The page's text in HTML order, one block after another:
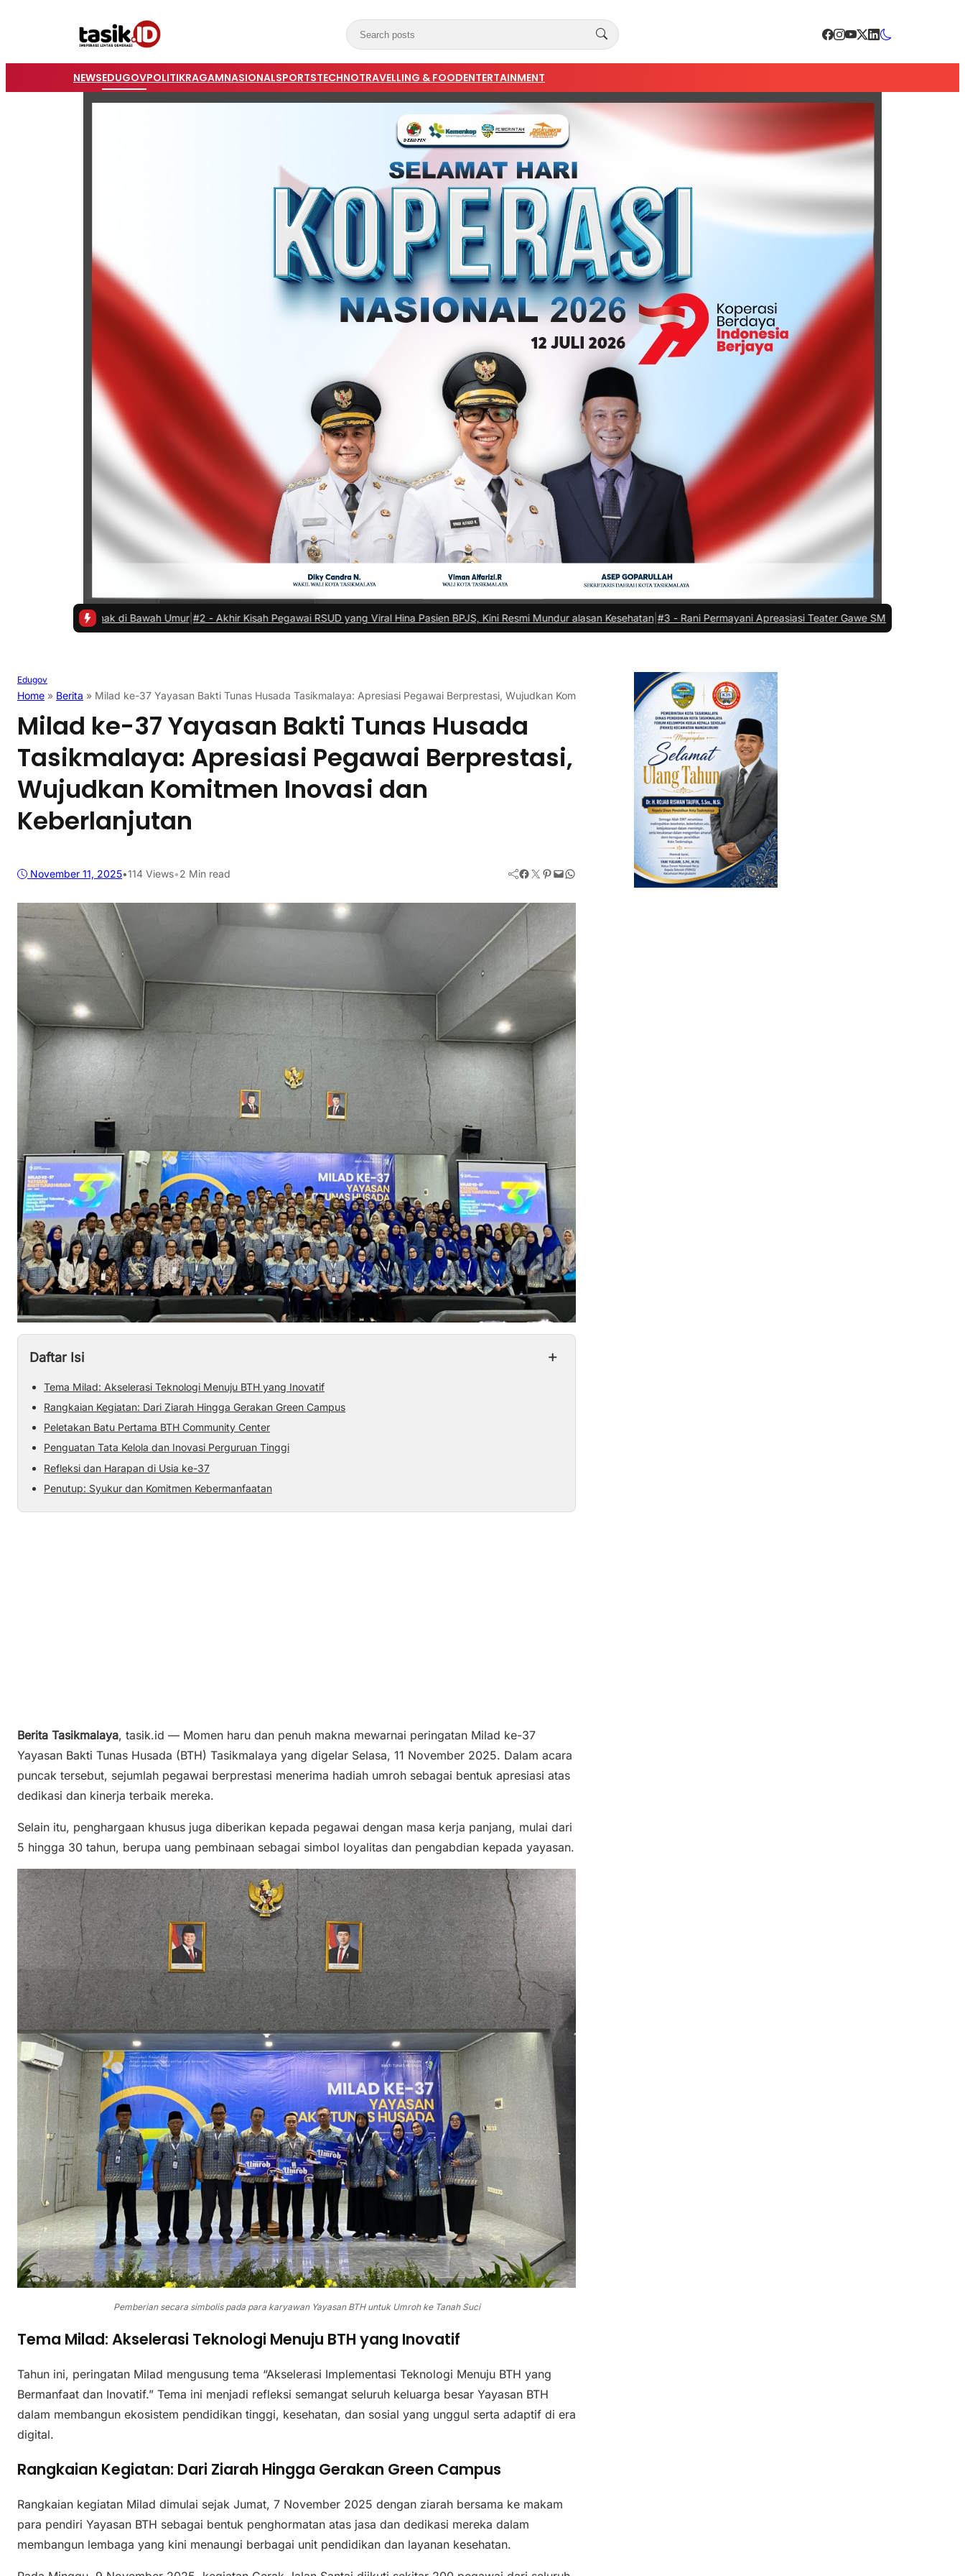
NEWSEDUGOVPOLITIKRAGAMNASIONALSPORTSTECHNOTRAVELLING & FOODENTERTAINMENT
di Bawah Umur| #2 - Akhir Kisah Pegawai RSUD yang Viral Hina Pasien BPJS, Kini Resmi Mundur alasan Kesehatan|#3 -Rani Permayani Apreasiasi Teater Gawe SMKN 3 Tasikmalaya Tampil di ISI
Edugov
Home » Berita » Milad ke-37 Yayasan Bakti Tunas Husada Tasikmalaya: Apresiasi Pegawai Berprestasi, Wujudkan Komitmen Inovasi dan Keberlanjutan
Milad ke-37 Yayasan Bakti Tunas Husada
Tasikmalaya: Apresiasi Pegawai Berprestasi,
Wujudkan Komitmen Inovasi dan
Keberlanjutan
November 11, 2025•114 Views•2 Min read Facebook Twitter Pinterest Mail WhatsApp
Daftar Isi +
Tema Milad: Akselerasi Teknologi Menuju BTH yang Inovatif
Rangkaian Kegiatan: Dari Ziarah Hingga Gerakan Green Campus
Peletakan Batu Pertama BTH Community Center
Penguatan Tata Kelola dan Inovasi Perguruan Tinggi
Refleksi dan Harapan di Usia ke-37
Penutup: Syukur dan Komitmen Kebermanfaatan
Berita Tasikmalaya, tasik.id — Momen haru dan penuh makna mewarnai peringatan Milad ke-37
Yayasan Bakti Tunas Husada (BTH) Tasikmalaya yang digelar Selasa, 11 November 2025. Dalam acara
puncak tersebut, sejumlah pegawai berprestasi menerima hadiah umroh sebagai bentuk apresiasi atas
dedikasi dan kinerja terbaik mereka.
Selain itu, penghargaan khusus juga diberikan kepada pegawai dengan masa kerja panjang, mulai dari
5 hingga 30 tahun, berupa uang pembinaan sebagai simbol loyalitas dan pengabdian kepada yayasan.
Pemberian secara simbolis pada para karyawan Yayasan BTH untuk Umroh ke Tanah Suci
Tema Milad: Akselerasi Teknologi Menuju BTH yang Inovatif
Tahun ini, peringatan Milad mengusung tema “Akselerasi Implementasi Teknologi Menuju BTH yang
Bermanfaat dan Inovatif.” Tema ini menjadi refleksi semangat seluruh keluarga besar Yayasan BTH
dalam membangun ekosistem pendidikan tinggi, kesehatan, dan sosial yang unggul serta adaptif di era
digital.
Rangkaian Kegiatan: Dari Ziarah Hingga Gerakan Green Campus
Rangkaian kegiatan Milad dimulai sejak Jumat, 7 November 2025 dengan ziarah bersama ke makam
para pendiri Yayasan BTH sebagai bentuk penghormatan atas jasa dan dedikasi mereka dalam
membangun lembaga yang kini menaungi berbagai unit pendidikan dan layanan kesehatan.